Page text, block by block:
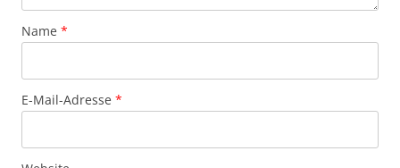
Name *
E-Mail-Adresse *